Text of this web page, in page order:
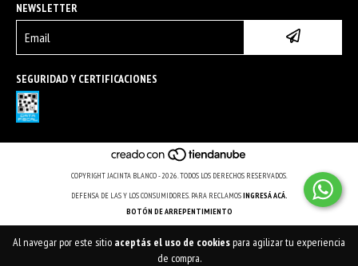
Al navegar por este sitio aceptás el uso de cookiespara agilizar tu experiencia
de compra.
NEWSLETTER
SEGURIDAD Y CERTIFICACIONES
COPYRIGHT JACINTA BLANCO - 2026. TODOS LOS DERECHOS RESERVADOS.
DEFENSA DE LAS Y LOS CONSUMIDORES. PARA RECLAMOSINGRESÁ ACÁ.
BOTÓN DE ARREPENTIMIENTO